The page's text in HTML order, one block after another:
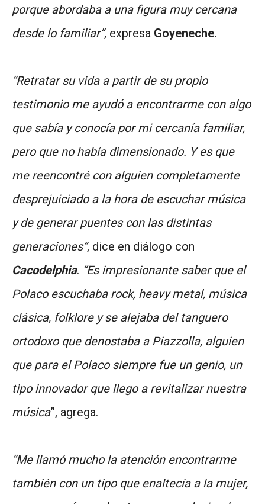
porque abordaba a una figura muy cercana
desde lo familiar”, expresa Goyeneche.
“Retratar su vida a partir de su propio
testimonio me ayudó a encontrarme con algo
que sabía y conocía por mi cercanía familiar,
pero que no había dimensionado. Y es que
me reencontré con alguien completamente
desprejuiciado a la hora de escuchar música
y de generar puentes con las distintas
generaciones”, dice en diálogo con
Cacodelphia. “Es impresionante saber que el
Polaco escuchaba rock, heavy metal, música
clásica, folklore y se alejaba del tanguero
ortodoxo que denostaba a Piazzolla, alguien
que para el Polaco siempre fue un genio, un
tipo innovador que llego a revitalizar nuestra
música”, agrega.
“Me llamó mucho la atención encontrarme
también con un tipo que enaltecía a la mujer,